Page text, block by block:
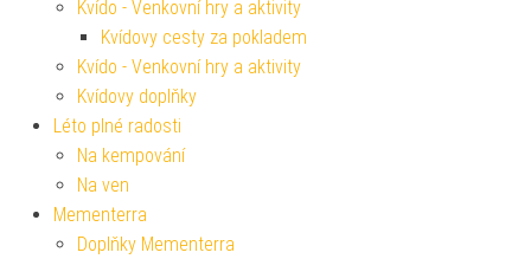
Kvído - Venkovní hry a aktivity
Kvídovy cesty za pokladem
Kvído - Venkovní hry a aktivity
Kvídovy doplňky
Léto plné radosti
Na kempování
Na ven
Mementerra
Doplňky Mementerra